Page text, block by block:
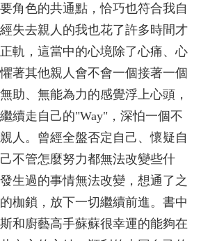
色的共通點，恰巧也符合我自
失去親人的我也花了許多時間才
軌，這當中的心境除了心痛、心
著其他親人會不會一個接著一個
助、無能為力的感覺浮上心頭，
續走自己的"Way"，深怕一個不
人。曾經全盤否定自己、懷疑自
不管怎麼努力都無法改變些什
生過的事情無法改變，想通了之
枷鎖，放下一切繼續前進。書中
和廚藝高手蘇蘇很幸運的能夠在